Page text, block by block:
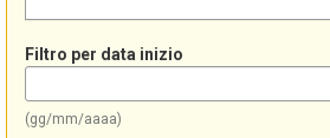
Filtro per data inizio
(gg/mm/aaaa)